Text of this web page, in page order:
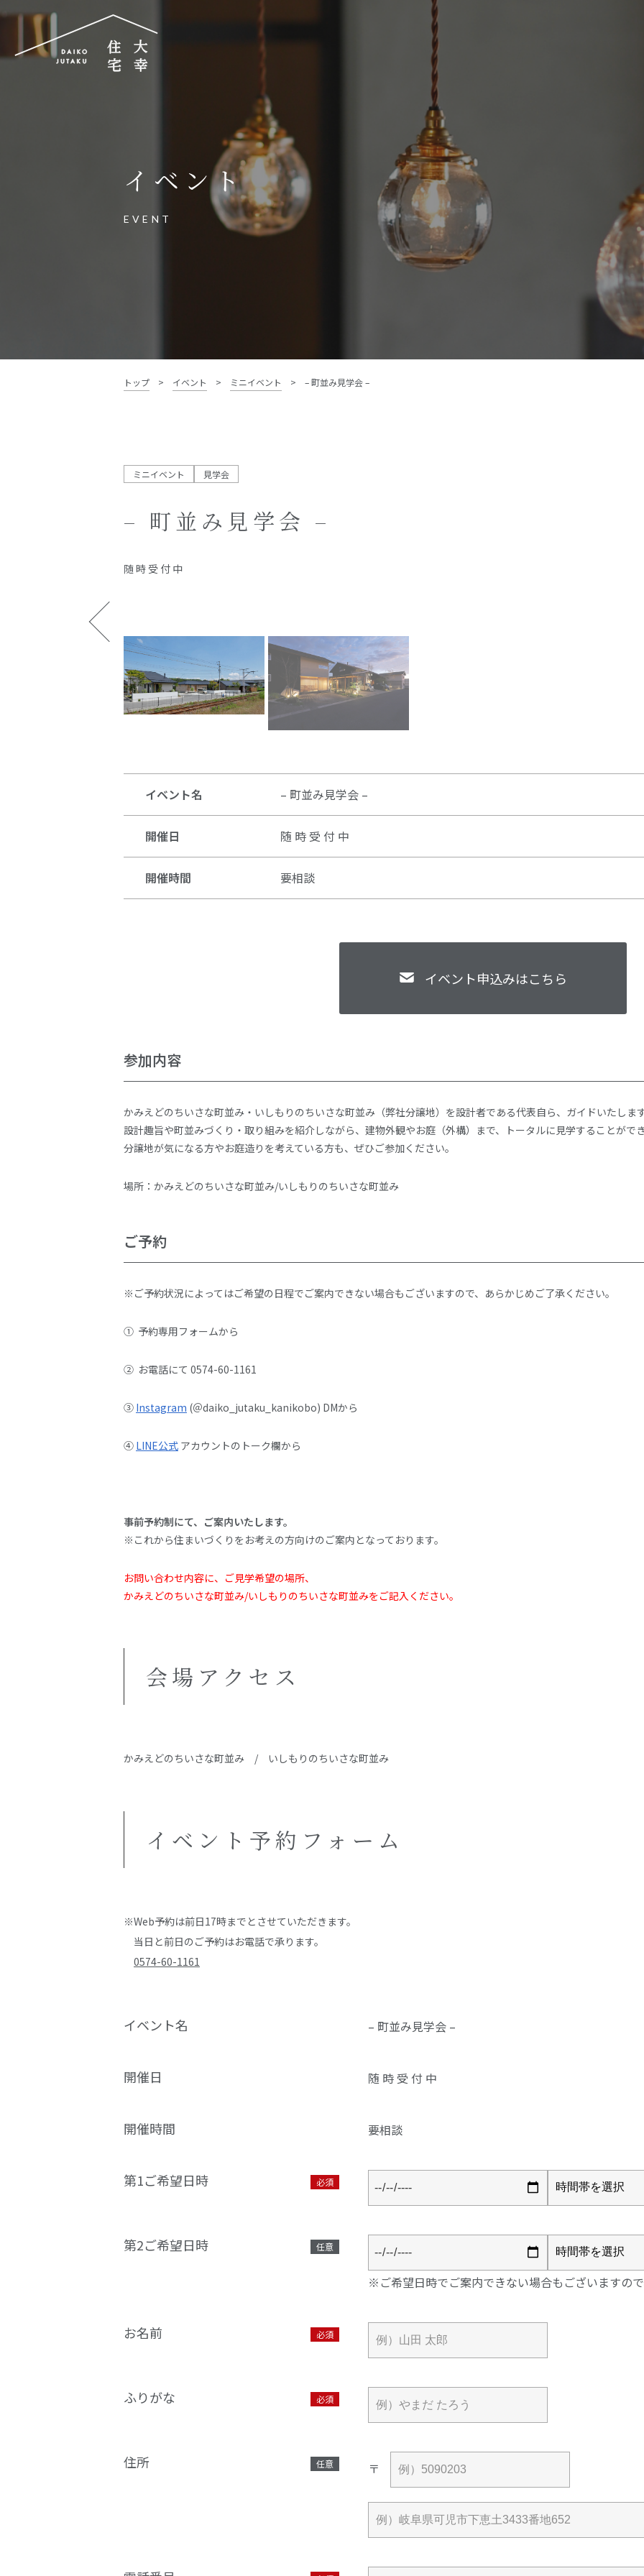
岐阜県各務原市那加昭南町88番地の3
大幸住宅可児工房
岐阜県可児市下恵土3433番地652
資料請求・お問い合わせ
新築・リノベをお考えの方
家づくりの考え方
性能
暮らし方のご提案
薪ストーブのある暮らし
平屋の暮らし
四季を感じる暮らし
イベント
土地をお探
かさまつ
いしもり
かみえど
イベント
EVENT
トップ > イベント > ミニイベント > – 町並み見学会 –
ミニイベント 見学会
– 町並み見学会 –
随 時 受 付 中
イベント名 – 町並み見学会 –
開催日 随 時 受 付 中
開催時間 要相談
イベント申込みはこちら
参加内容
かみえどのちいさな町並み・いしもりのちいさな町並み（弊社分譲地）を設計者である代表自ら、ガイドいたします
設計趣旨や町並みづくり・取り組みを紹介しながら、建物外観やお庭（外構）まで、トータルに見学することができ
分譲地が気になる方やお庭造りを考えている方も、ぜひご参加ください。
場所：かみえどのちいさな町並み/いしもりのちいさな町並み
ご予約
※ご予約状況によってはご希望の日程でご案内できない場合もございますので、あらかじめご了承ください。
① 予約専用フォームから
② お電話にて 0574-60-1161
③ Instagram (＠daiko_jutaku_kanikobo) DMから
④ LINE公式 アカウントのトーク欄から
事前予約制にて、ご案内いたします。
※これから住まいづくりをお考えの方向けのご案内となっております。
お問い合わせ内容に、ご見学希望の場所、
かみえどのちいさな町並み/いしもりのちいさな町並みをご記入ください。
会場アクセス
かみえどのちいさな町並み / いしもりのちいさな町並み
イベント予約フォーム
※Web予約は前日17時までとさせていただきます。
当日と前日のご予約はお電話で承ります。
0574-60-1161
イベント名 – 町並み見学会 –
開催日 随 時 受 付 中
開催時間 要相談
第1ご希望日時 必須
第2ご希望日時 任意
※ご希望日時でご案内できない場合もございますの
お名前 必須
ふりがな 必須
住所 任意 〒